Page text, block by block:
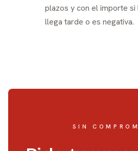
plazos y con el importe si
llega tarde o es negativa.
SIN